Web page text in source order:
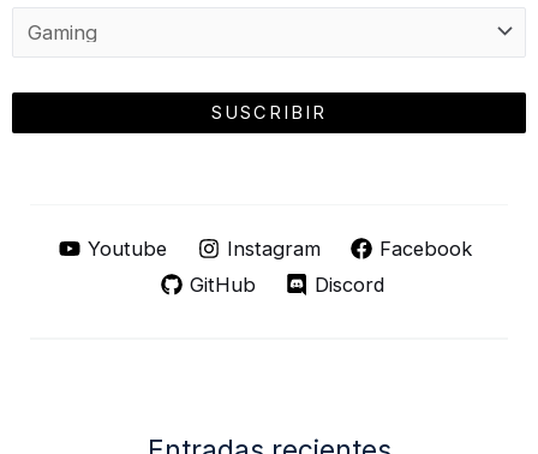
Youtube Instagram
Facebook
GitHub
Discord